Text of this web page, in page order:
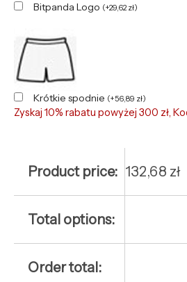
Bitpanda Logo (+29,62 zł)
Krótkie spodnie (+56,89 zł)
Zyskaj 10% rabatu powyżej 300 zł,
Product price: 132,68 zł
Total options:
Order total: